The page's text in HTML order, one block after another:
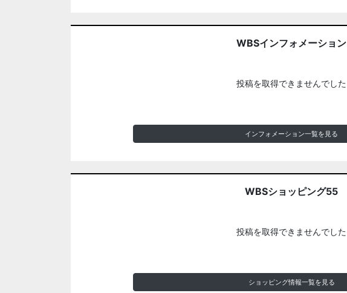
WBSインフォメーション
投稿を取得できませんでした
インフォメーション一覧を見る
WBSショッピング55
投稿を取得できませんでした
ショッピング情報一覧を見る